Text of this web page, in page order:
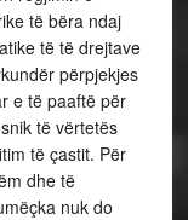
të bëra ndaj
të të drejtave
përpjekjes
e të paaftë për
të vërtetës
të çastit. Për
dhe të
nuk do